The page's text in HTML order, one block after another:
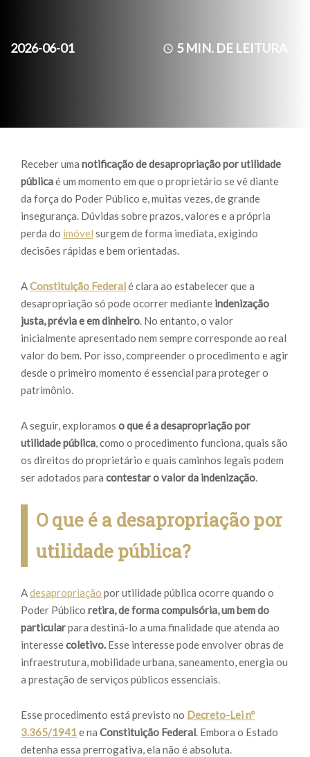
2026-06-01 5MIN. DE LEITURA
Receber uma notificação de desapropriação por utilidade
públicaé um momento em que o proprietário se vê diante
da força do Poder Público e, muitas vezes, de grande
insegurança. Dúvidas sobre prazos, valores e a própria
perda do imóvel surgem de forma imediata, exigindo
decisões rápidas e bem orientadas.
AConstituição Federalé clara ao estabelecer que a
desapropriação só pode ocorrer mediante indenização
justa, prévia e em dinheiro. No entanto, o valor
inicialmente apresentado nem sempre corresponde ao real
valor do bem. Por isso, compreender o procedimento e agir
desde o primeiro momento é essencial para proteger o
patrimônio.
A seguir, exploramos o que é a desapropriação por
utilidade pública, como o procedimento funciona, quais são
os direitos do proprietário e quais caminhos legais podem
ser adotados para contestar o valor da indenização.
O que é a desapropriação por
utilidade pública?
Adesapropriação por utilidade pública ocorre quando o
Poder Público retira, de forma compulsória, um bem do
particularpara destiná-lo a uma finalidade que atenda ao
interessecoletivo. Esse interesse pode envolver obras de
infraestrutura, mobilidade urbana, saneamento, energia ou
a prestação de serviços públicos essenciais.
Esse procedimento está previsto no Decreto-Lei nº
3.365/1941e na Constituição Federal. Embora o Estado
detenha essa prerrogativa, ela não é absoluta.